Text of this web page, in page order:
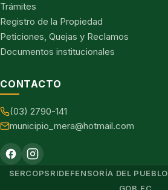
Trámites
Registro de la Propiedad
Peticiones, Quejas y Reclamos
Documentos institucionales
CONTACTO
(03) 2790-141
municipio_mera@hotmail.com
SERCOPSRIDEFENSORÍA DEL PUEBLO